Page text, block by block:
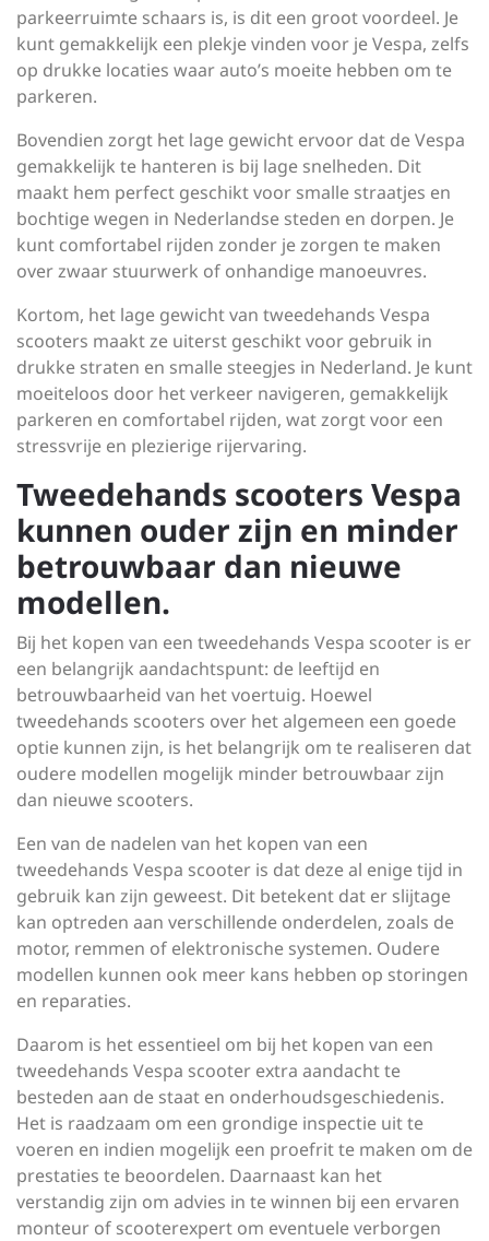
parkeerruimte schaars is, is dit een groot voordeel. Je
kunt gemakkelijk een plekje vinden voor je Vespa, zelfs
op drukke locaties waar auto’s moeite hebben om te
parkeren.
Bovendien zorgt het lage gewicht ervoor dat de Vespa
gemakkelijk te hanteren is bij lage snelheden. Dit
maakt hem perfect geschikt voor smalle straatjes en
bochtige wegen in Nederlandse steden en dorpen. Je
kunt comfortabel rijden zonder je zorgen te maken
over zwaar stuurwerk of onhandige manoeuvres.
Kortom, het lage gewicht van tweedehands Vespa
scooters maakt ze uiterst geschikt voor gebruik in
drukke straten en smalle steegjes in Nederland. Je kunt
moeiteloos door het verkeer navigeren, gemakkelijk
parkeren en comfortabel rijden, wat zorgt voor een
stressvrije en plezierige rijervaring.
Tweedehands scooters Vespa
kunnen ouder zijn en minder
betrouwbaar dan nieuwe
modellen.
Bij het kopen van een tweedehands Vespa scooter is er
een belangrijk aandachtspunt: de leeftijd en
betrouwbaarheid van het voertuig. Hoewel
tweedehands scooters over het algemeen een goede
optie kunnen zijn, is het belangrijk om te realiseren dat
oudere modellen mogelijk minder betrouwbaar zijn
dan nieuwe scooters.
Een van de nadelen van het kopen van een
tweedehands Vespa scooter is dat deze al enige tijd in
gebruik kan zijn geweest. Dit betekent dat er slijtage
kan optreden aan verschillende onderdelen, zoals de
motor, remmen of elektronische systemen. Oudere
modellen kunnen ook meer kans hebben op storingen
en reparaties.
Daarom is het essentieel om bij het kopen van een
tweedehands Vespa scooter extra aandacht te
besteden aan de staat en onderhoudsgeschiedenis.
Het is raadzaam om een grondige inspectie uit te
voeren en indien mogelijk een proefrit te maken om de
prestaties te beoordelen. Daarnaast kan het
verstandig zijn om advies in te winnen bij een ervaren
monteur of scooterexpert om eventuele verborgen